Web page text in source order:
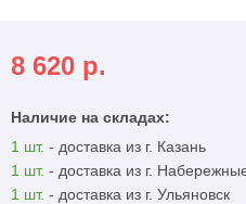
8 620 р.
Наличие на складах:
1 шт. - доставка из г. Казань
1 шт. - доставка из г.
1 шт. - доставка из г. Ульяновск